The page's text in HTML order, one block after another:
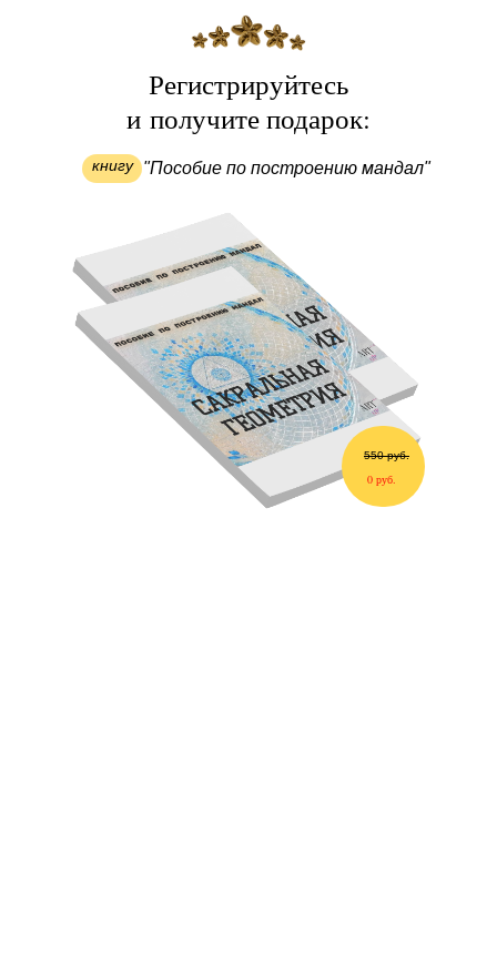
Регистрируйтесь
и получите подарок:
550 руб.
0 руб.
книгу "Пособие по построению мандал"